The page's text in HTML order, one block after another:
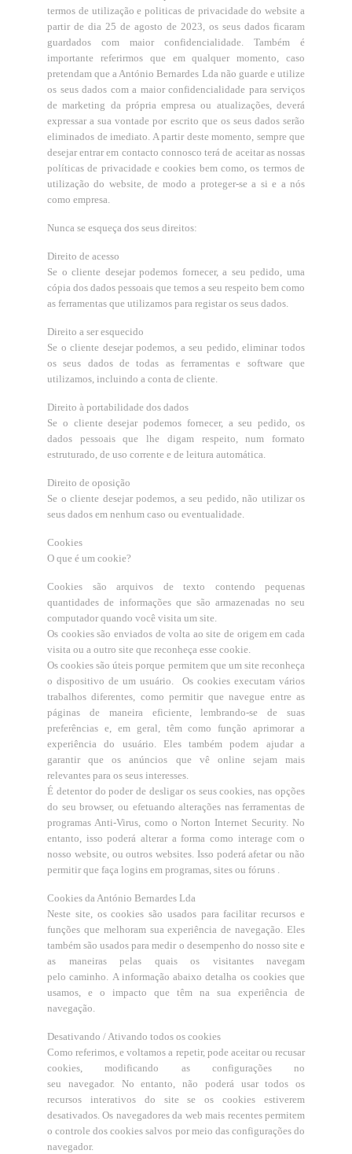
termos de utilização e politicas de privacidade do website a
partir de dia 25 de agosto de 2023, os seus dados ficaram
guardados com maior confidencialidade. Também é
importante referirmos que em qualquer momento, caso
pretendam que a António Bernardes Lda não guarde e utilize
os seus dados com a maior confidencialidade para serviços
de marketing da própria empresa ou atualizações, deverá
expressar a sua vontade por escrito que os seus dados serão
eliminados de imediato. A partir deste momento, sempre que
desejar entrar em contacto connosco terá de aceitar as nossas
políticas de privacidade e cookies bem como, os termos de
utilização do website, de modo a proteger-se a si e a nós
como empresa.
Nunca se esqueça dos seus direitos:
Direito de acesso
Se o cliente desejar podemos fornecer, a seu pedido, uma
cópia dos dados pessoais que temos a seu respeito bem como
as ferramentas que utilizamos para registar os seus dados.
Direito a ser esquecido
Se o cliente desejar podemos, a seu pedido, eliminar todos
os seus dados de todas as ferramentas e software que
utilizamos, incluindo a conta de cliente.
Direito à portabilidade dos dados
Se o cliente desejar podemos fornecer, a seu pedido, os
dados pessoais que lhe digam respeito, num formato
estruturado, de uso corrente e de leitura automática.
Direito de oposição
Se o cliente desejar podemos, a seu pedido, não utilizar os
seus dados em nenhum caso ou eventualidade.
Cookies
O que é um cookie?
Cookies são arquivos de texto contendo pequenas
quantidades de informações que são armazenadas no seu
computador quando você visita um site.
Os cookies são enviados de volta ao site de origem em cada
visita ou a outro site que reconheça esse cookie.
Os cookies são úteis porque permitem que um site reconheça
o dispositivo de um usuário. Os cookies executam vários
trabalhos diferentes, como permitir que navegue entre as
páginas de maneira eficiente, lembrando-se de suas
preferências e, em geral, têm como função aprimorar a
experiência do usuário. Eles também podem ajudar a
garantir que os anúncios que vê online sejam mais
relevantes para os seus interesses.
É detentor do poder de desligar os seus cookies, nas opções
do seu browser, ou efetuando alterações nas ferramentas de
programas Anti-Virus, como o Norton Internet Security. No
entanto, isso poderá alterar a forma como interage com o
nosso website, ou outros websites. Isso poderá afetar ou não
permitir que faça logins em programas, sites ou fóruns .
Cookies da António Bernardes Lda
Neste site, os cookies são usados ​​para facilitar recursos e
funções que melhoram sua experiência de navegação. Eles
também são usados ​​para medir o desempenho do nosso site e
as maneiras pelas quais os visitantes navegam
pelo caminho. A informação abaixo detalha os cookies que
usamos, e o impacto que têm na sua experiência de
navegação.
Desativando / Ativando todos os cookies
Como referimos, e voltamos a repetir, pode aceitar ou recusar
cookies, modificando as configurações no
seu navegador. No entanto, não poderá usar todos os
recursos interativos do site se os cookies estiverem
desativados. Os navegadores da web mais recentes permitem
o controle dos cookies salvos por meio das configurações do
navegador.